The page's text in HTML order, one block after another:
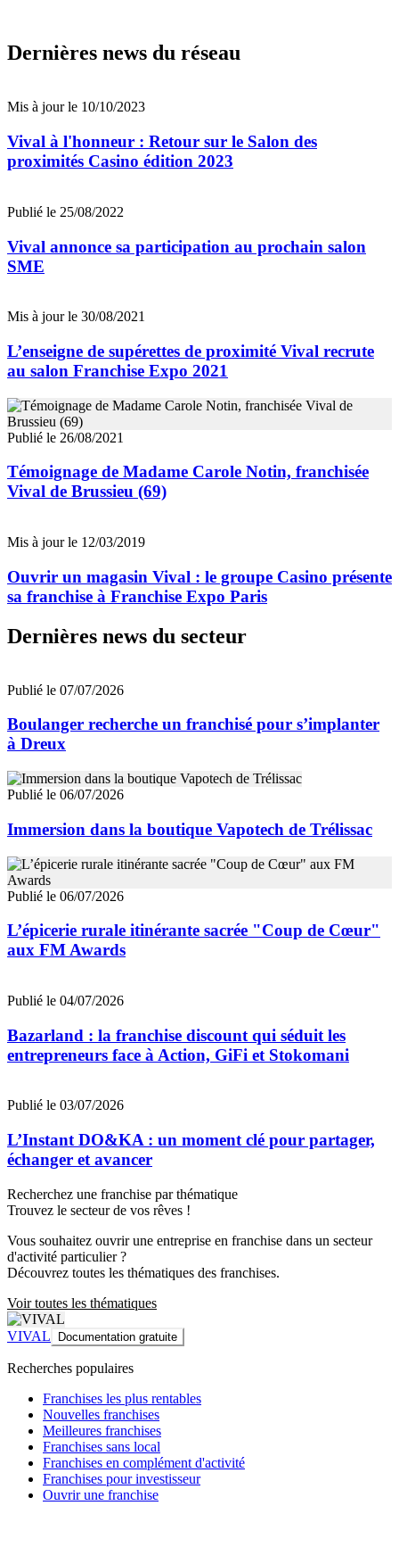
Dernières news du réseau
Mis à jour le 10/10/2023
Vival à l'honneur : Retour sur le Salon des
proximités Casino édition 2023
Publié le 25/08/2022
Vival annonce sa participation au prochain salon
SME
Mis à jour le 30/08/2021
L’enseigne de supérettes de proximité Vival recrute
au salon Franchise Expo 2021
Publié le 26/08/2021
Témoignage de Madame Carole Notin, franchisée
Vival de Brussieu (69)
Mis à jour le 12/03/2019
Ouvrir un magasin Vival : le groupe Casino présente
sa franchise à Franchise Expo Paris
Dernières news du secteur
Publié le 07/07/2026
Boulanger recherche un franchisé pour s’implanter
à Dreux
Publié le 06/07/2026
Immersion dans la boutique Vapotech de Trélissac
Publié le 06/07/2026
L’épicerie rurale itinérante sacrée "Coup de Cœur"
aux FM Awards
Publié le 04/07/2026
Bazarland : la franchise discount qui séduit les
entrepreneurs face à Action, GiFi et Stokomani
Publié le 03/07/2026
L’Instant DO&KA : un moment clé pour partager,
échanger et avancer
Recherchez une franchise par thématique
Trouvez le secteur de vos rêves !
Vous souhaitez ouvrir une entreprise en franchise dans un secteur
d'activité particulier ?
Découvrez toutes les thématiques des franchises.
Voir toutes les thématiques
VIVAL Documentation gratuite
Recherches populaires
Franchises les plus rentables
Nouvelles franchises
Meilleures franchises
Franchises sans local
Franchises en complément d'activité
Franchises pour investisseur
Ouvrir une franchise